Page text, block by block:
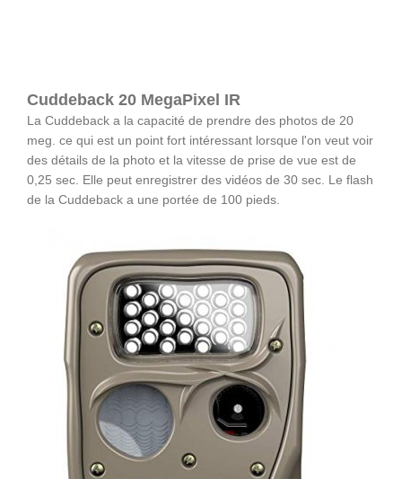
Cuddeback 20 MegaPixel IR
La Cuddeback a la capacité de prendre des photos de 20
meg. ce qui est un point fort intéressant lorsque l'on veut voir
des détails de la photo et la vitesse de prise de vue est de
0,25 sec. Elle peut enregistrer des vidéos de 30 sec. Le flash
de la Cuddeback a une portée de 100 pieds.